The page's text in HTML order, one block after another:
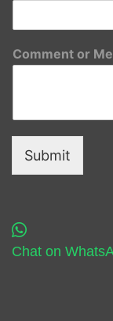
Comment or
Submit
Chat on